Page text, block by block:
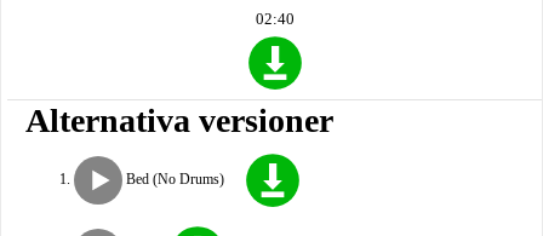
02:40
Alternativa versioner
Bed (No Drums)